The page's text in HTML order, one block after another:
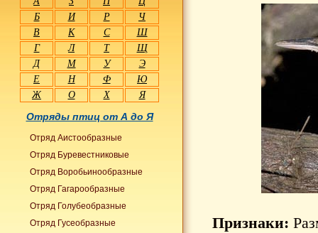
Признаки:
Б
И Р
Ч
В
К С
Ш
Г
Л Т
Щ
Д
М У
Э
Е
Н Ф
Ю
Ж
О Х Я
Отряды птиц от А до Я
Отряд Аистообразные
Отряд Буревестниковые
Отряд Воробьинообразные
Отряд Гагарообразные
Отряд Голубеобразные
Отряд Гусеобразные